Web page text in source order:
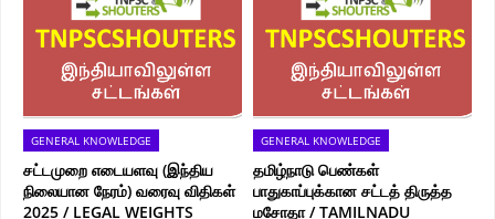
GENERAL KNOWLEDGE
சட்டமுறை எடையளவு (இந்திய
நிலையான நேரம்) வரைவு விதிகள்
2025 / LEGAL WEIGHTS
GENERAL KNOWLEDGE
தமிழ்நாடு பெண்கள்
பாதுகாப்புக்கான சட்டத் திருத்த
மசோதா / TAMILNADU